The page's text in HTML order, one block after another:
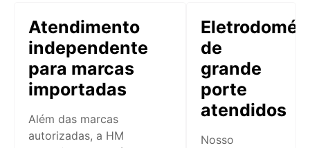
Atendimento
independente
para marcas
importadas
Além das marcas
autorizadas, a HM
de
grande
porte
atendidos
Nosso